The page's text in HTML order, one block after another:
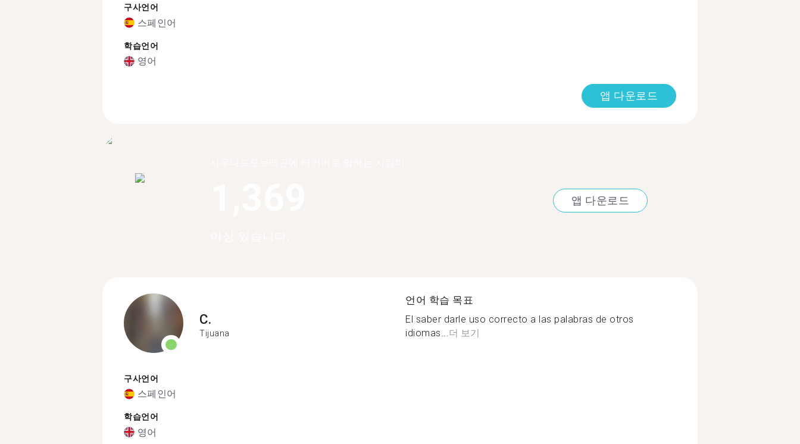
구사언어
스페인어
학습언어
영어
앱 다운로드
앱 다운로드
C.
Tijuana
구사언어
스페인어
학습언어
영어
언어 학습 목표
El saber darle uso correcto a las palabras de otros
idiomas... 더 보기